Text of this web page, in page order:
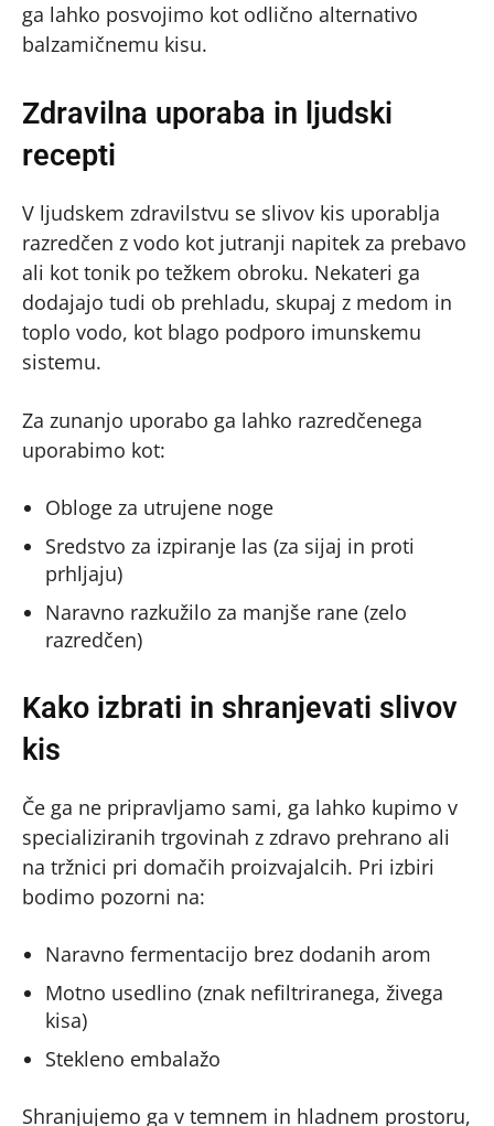
ga lahko posvojimo kot odlično alternativo
balzamičnemu kisu.
Zdravilna uporaba in ljudski
recepti
V ljudskem zdravilstvu se slivov kis uporablja
razredčen z vodo kot jutranji napitek za prebavo
ali kot tonik po težkem obroku. Nekateri ga
dodajajo tudi ob prehladu, skupaj z medom in
toplo vodo, kot blago podporo imunskemu
sistemu.
Za zunanjo uporabo ga lahko razredčenega
uporabimo kot:
Obloge za utrujene noge
Sredstvo za izpiranje las (za sijaj in proti
prhljaju)
Naravno razkužilo za manjše rane (zelo
razredčen)
Kako izbrati in shranjevati slivov
kis
Če ga ne pripravljamo sami, ga lahko kupimo v
specializiranih trgovinah z zdravo prehrano ali
na tržnici pri domačih proizvajalcih. Pri izbiri
bodimo pozorni na:
Naravno fermentacijo brez dodanih arom
Motno usedlino (znak nefiltriranega, živega
kisa)
Stekleno embalažo
Shranjujemo ga v temnem in hladnem prostoru,